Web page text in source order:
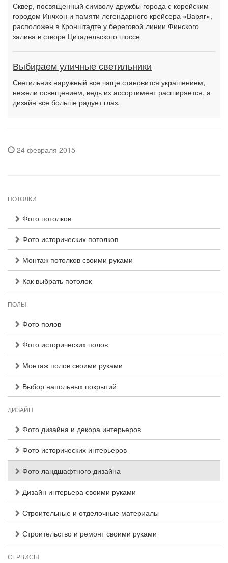
Сквер, посвященный символу дружбы города с корейским
городом Инчхон и памяти легендарного крейсера «Варяг»,
расположен в Кронштадте у береговой линии Финского
залива в створе Цитадельского шоссе
Выбираем уличные светильники
Светильник наружный все чаще становится украшением,
нежели освещением, ведь их ассортимент расширяется, а
дизайн все больше радует глаз.
24 февраля 2015
ПОТОЛКИ
Фото потолков
Фото исторических потолков
Монтаж потолков своими руками
Как выбрать потолок
ПОЛЫ
Фото полов
Фото исторических полов
Монтаж полов своими руками
Выбор напольных покрытий
ДИЗАЙН
Фото дизайна и декора интерьеров
Фото исторических интерьеров
Фото ландшафтного дизайна
Дизайн интерьера своими руками
Строительные и отделочные материалы
Строительство и ремонт своими руками
СЕРВИСЫ